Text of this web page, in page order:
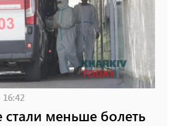
16:42
стали меньше болеть